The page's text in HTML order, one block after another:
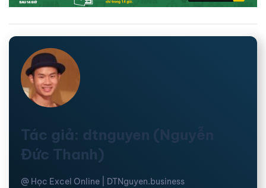
Tác giả: dtnguyen (Nguyễn
Đức Thanh)
@ Học Excel Online | DTNguyen.business